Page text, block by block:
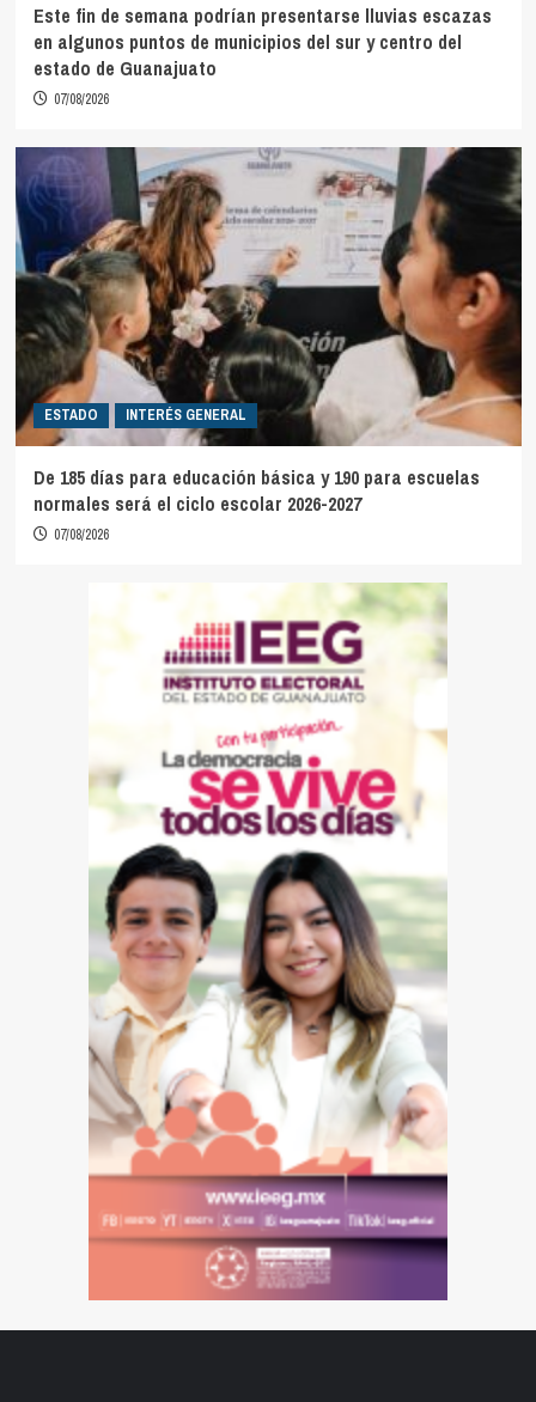
Este fin de semana podrían presentarse lluvias escazas
en algunos puntos de municipios del sur y centro del
estado de Guanajuato
07/08/2026
ESTADO INTERÉS GENERAL
De 185 días para educación básica y 190 para escuelas
normales será el ciclo escolar 2026-2027
07/08/2026